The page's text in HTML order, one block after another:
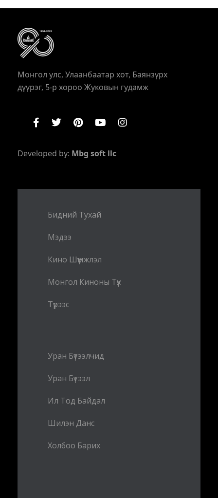
Монгол улс, Улаанбаатар хот, Баянзүрх
дүүрэг, 5-р хороо Жуковын гудамж
Developed by: Mbg soft llc
Бидний Тухай
Мэдээ
Кино Шүүмжлэл
Монгол Киноны Түүх
Түрээс
Уран Бүтээлчид
Уран Бүтээл
Ил Тод Байдал
Шилэн Данс
Холбоо Барих